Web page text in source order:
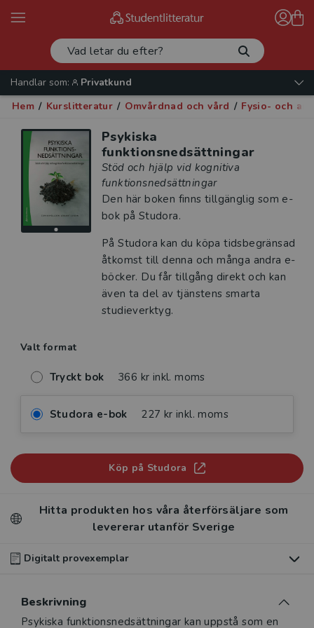
Handlar som:
Privatkund
Hem / Kurslitteratur / Omvårdnad och vård / Fysio- och
Psykiska
funktionsnedsättningar
Stöd och hjälp vid kognitiva
funktionsnedsättningar
Den här boken finns tillgänglig som e-
bok på Studora.
På Studora kan du köpa tidsbegränsad
åtkomst till denna och många andra e-
böcker. Du får tillgång direkt och kan
även ta del av tjänstens smarta
studieverktyg.
Valt format
Tryckt bok 366 kr inkl. moms
Studora e-bok 227 kr inkl. moms
Köp på Studora
Hitta produkten hos våra återförsäljare som
levererar utanför Sverige
Digitalt provexemplar
digitalt provexemplar av den här produkten
Beskrivning
Beskrivning
Psykiska funktionsnedsättningar kan uppstå som en